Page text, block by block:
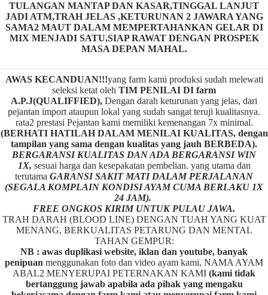
TULANGAN MANTAP DAN KASAR,TINGGAL LANJUT
JADI ATM,TRAH JELAS ,KETURUNAN 2 JAWARA YANG
SAMA2 MAUT DALAM MEMPERTAHANKAN GELAR DI
MIX MENJADI SATU,SIAP RAWAT DENGAN PROSPEK
MASA DEPAN MAHAL.
AWAS KECANDUAN!!!yang farm kami produksi sudah melewati
seleksi ketat oleh TIM PENILAI DI farm
A.P.J(QUALIFFIED), Dengan darah keturunan yang jelas, dari
pejantan import ataupun lokal yang sudah sangat teruji kualitasnya.
rata2 prestasi Pejantan kami memiliki kemenangan 7x minimal.
(BERHATI HATILAH DALAM MENILAI KUALITAS, dengan
tampilan yang sama dengan kualitas yang jauh BERBEDA).
BERGARANSI KUALITAS DAN ADA BERGARANSI WIN
1X, sesuai harga dan kesepakatan pembelian. yang utama dan
terutama GARANSI SAKIT MATI DALAM PERJALANAN
(SEGALA KOMPLAIN KONDISI AYAM CUMA BERLAKU 1X
24 JAM).
FREE ONGKOS KIRIM UNTUK PULAU JAWA.
TRAH DARAH (BLOOD LINE) DENGAN TUAH YANG KUAT
MENANG, BERKUALITAS PETARUNG DAN MENTAL
TAHAN GEMPUR:
NB : awas duplikasi website, iklan dan youtube, banyak
penipuan menggunakan foto dan video ayam kami, NAMA AYAM
ABAL2 MENYERUPAI PETERNAKAN KAMI (kami tidak
bertanggung jawab apabila ada pihak yang mengaku